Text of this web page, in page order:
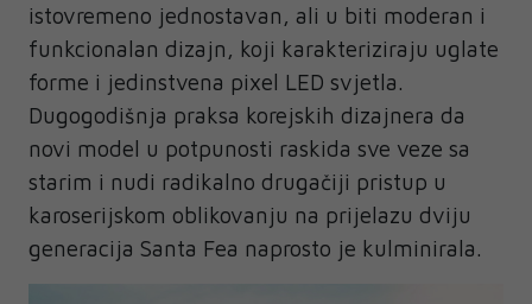
istovremeno jednostavan, ali u biti moderan i
funkcionalan dizajn, koji karakteriziraju uglate
forme i jedinstvena pixel LED svjetla.
Dugogodišnja praksa korejskih dizajnera da
novi model u potpunosti raskida sve veze sa
starim i nudi radikalno drugačiji pristup u
karoserijskom oblikovanju na prijelazu dviju
generacija Santa Fea naprosto je kulminirala.